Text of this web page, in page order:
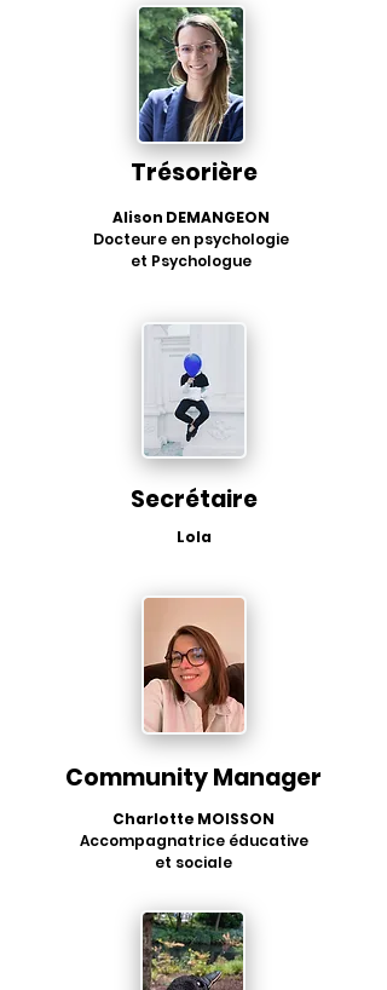
Trésorière
Alison DEMANGEON
Docteure en psychologie
et Psychologue
Secrétaire
Lola
Community Manager
Charlotte MOISSON
Accompagnatrice éducative
et sociale